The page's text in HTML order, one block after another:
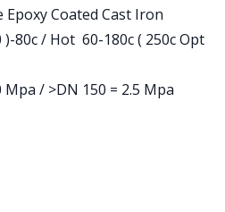
Epoxy Coated Cast Iron
80c / Hot 60-180c ( 250c Opt
Mpa / >DN 150 = 2.5 Mpa